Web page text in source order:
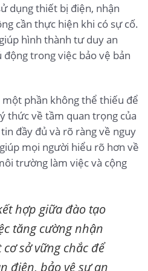
dụng thiết bị điện, nhận
cần thực hiện khi có sự cố.
hình thành tư duy an
trong việc bảo vệ bản
phần không thể thiếu để
thức về tầm quan trọng của
đầy đủ và rõ ràng về nguy
mọi người hiểu rõ hơn về
trường làm việc và cộng
hợp giữa đào tạo
tăng cường nhận
sở vững chắc để
điện, bảo vệ sự an